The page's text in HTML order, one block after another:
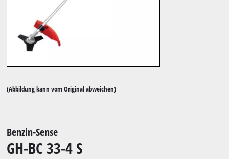
(Abbildung kann vom Original abweichen)
Benzin-Sense
GH-BC 33-4 S